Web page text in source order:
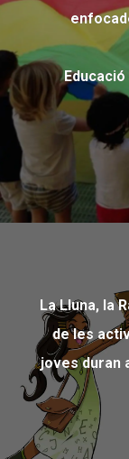
La Lluna, la
de les
joves duran